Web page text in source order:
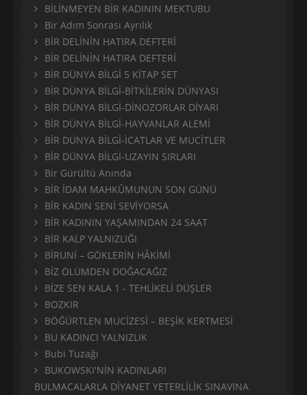
BİLİNMEYEN BİR KADININ MEKTUBU
Bir Adım Sonrası Ayrılık
BİR DELİNİN HATIRA DEFTERİ
BİR DELİNİN HATIRA DEFTERİ
BİR DÜNYA BİLGİ 5 KİTAP SET
BİR DÜNYA BİLGİ-BİTKİLERİN DÜNYASI
BİR DÜNYA BİLGİ-DİNOZORLAR DİYARI
BİR DÜNYA BİLGİ-HAYVANLAR ALEMİ
BİR DÜNYA BİLGİ-İCATLAR VE MUCİTLER
BİR DÜNYA BİLGİ-UZAYIN SIRLARI
Bir Gürültü Anında
BİR İDAM MAHKÛMUNUN SON GÜNÜ
BİR KADIN SENİ SEVİYORSA
BİR KADININ YAŞAMINDAN 24 SAAT
BİR KALP YALNIZLIĞI
BİRUNİ – GÖKLERİN HÂKİMİ
BİZ ÖLÜMDEN DOĞACAĞIZ
BİZE SEN KALA 1 - TEHLİKELİ DÜŞLER
BOZKIR
BÖĞÜRTLEN MUCİZESİ – BEŞİK KERTMESİ
BU KADINCI YALNIZLIK
Bubi Tuzağı
BUKOWSKI'NİN KADINLARI
BULMACALARLA DİYANET YETERLİLİK SINAVINA